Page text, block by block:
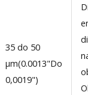
35 do 50
μm(0.0013"Do
0,0019")